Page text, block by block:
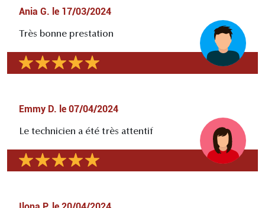
Ania G. le 17/03/2024
Très bonne prestation
Emmy D. le 07/04/2024
Le technicien a été très attentif